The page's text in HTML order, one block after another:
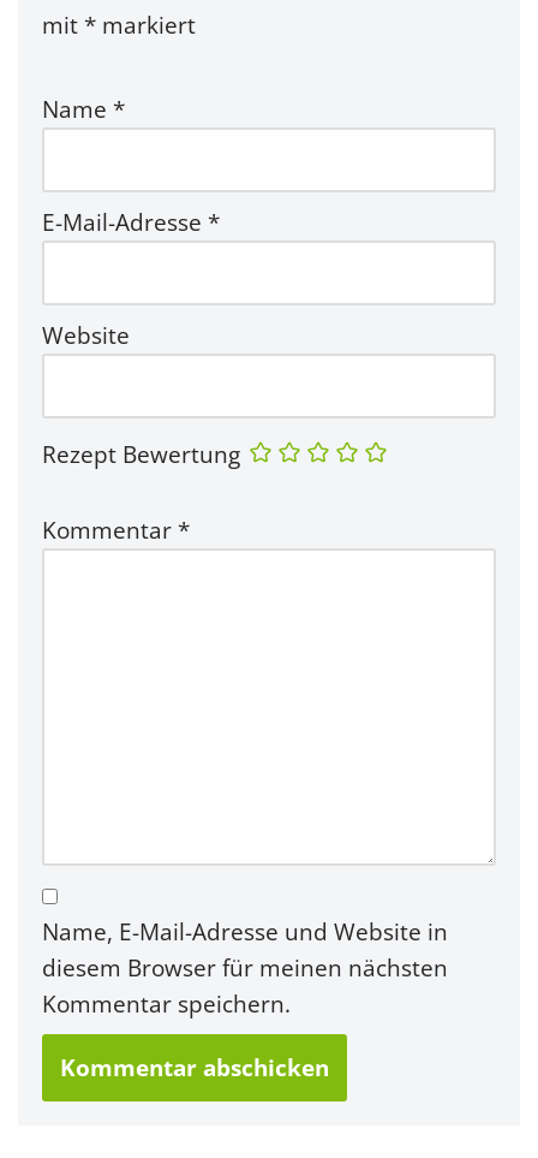
mit * markiert
Name *
E-Mail-Adresse *
Website
Rezept Bewertung
Kommentar *
Name, E-Mail-Adresse und Website in
diesem Browser für meinen nächsten
Kommentar speichern.